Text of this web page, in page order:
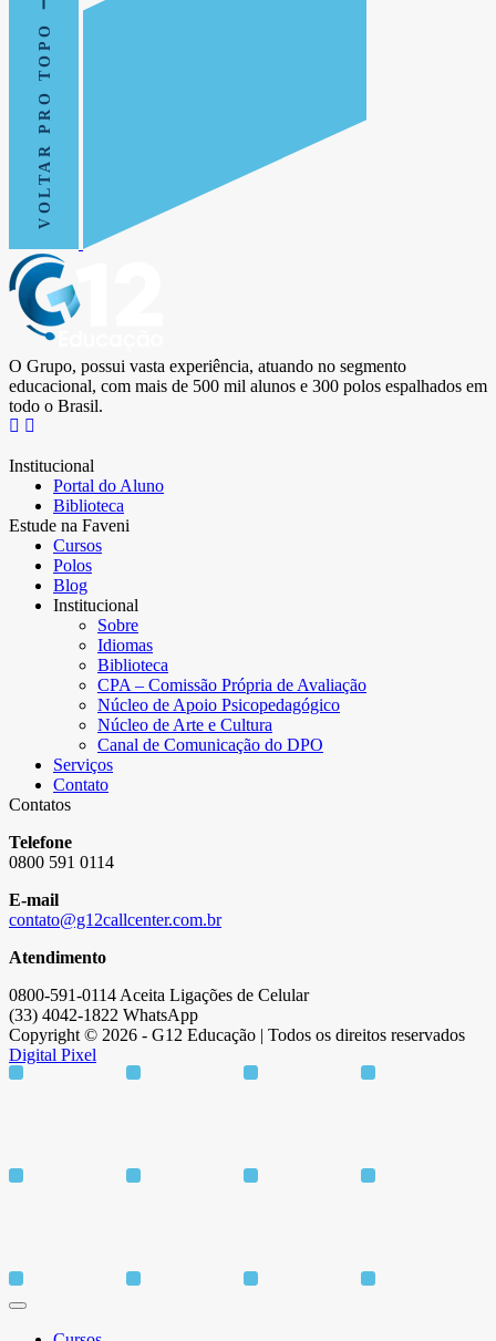
VOLTAR PRO TOPO
O Grupo, possui vasta experiência, atuando no segmento
educacional, com mais de 500 mil alunos e 300 polos espalhados em
todo o Brasil.
Institucional
Portal do Aluno
Biblioteca
Estude na Faveni
Cursos
Polos
Blog
Institucional
Sobre
Idiomas
Biblioteca
CPA – Comissão Própria de Avaliação
Núcleo de Apoio Psicopedagógico
Núcleo de Arte e Cultura
Canal de Comunicação do DPO
Serviços
Contato
Contatos
Telefone
0800 591 0114
E-mail
contato@g12callcenter.com.br
Atendimento
0800-591-0114 Aceita Ligações de Celular
(33) 4042-1822 WhatsApp
Copyright © 2026 - G12 Educação | Todos os direitos reservados
Digital Pixel